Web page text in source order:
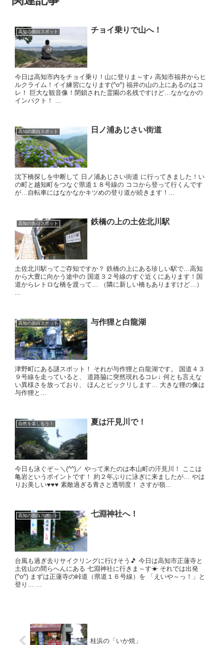
高知の面白スポット チョイ乗りで山へ！
今日は高知市内をチョイ乗り！山に登りま～す♪ 高知市福井からヒ
ルクライム！イイ練習になります(^o^) 福井の山の上にあるのはコ
レ！ 巨大な観音像！閉鎖された霊園の名残ですけど…なかなかの
インパクト！ ...
高知の面白スポット 日ノ浦あじさい街道
沈下橋探しを中断して 日ノ浦あじさい街道 に行ってきました！​ い
の町と越知町をつなぐ県道１８号線の ココから登って行くんです
が…​ 自転車にはなかなかキツめの登り道が続きます！​ ...
高知の面白スポット 鉄橋の上の土佐北川駅
土佐北川駅ってご存知ですか？ 鉄橋の上にある珍しい駅で… ​ 高知
から大豊に向かう途中の 国道３２号線のすぐ近くにあります！ ​ 国
道からレトロな橋を渡って… （隣に新しい橋もありますけど…）
...
高知の面白スポット 与作狸と白龍湖
津野町にある謎スポット！ それが与作狸と白龍湖です。 国道４３
９号線を走っていると、 道路脇に突然現れるコレ↓ 何とも言えな
い異様さを放っており、 ほんとビックリします… 大きな狸の像は
与作狸と...
自然を楽しもう！ 夏は汗見川で！
今日も泳ぐぞ～＼(^^)／ やって来たのは本山町の汗見川！ ここは
亀岩というポイントです！ 約２年ぶりに泳ぎに来ましたが… やは
りお美しい♥️♥️♥️ 素敵過ぎる青さと透明度！ さすが嶺...
高知の面白スポット 七淵神社へ！
台風も過ぎ去りサイクリングに行けそう🎵 今日は高知市正蓮寺と
土佐山の間らへんにある 七淵神社に行きま～す☀ それでは出発
(^o^) まずは正蓮寺の峠道（県道１６号線）を 「えいや～っ！」と
登り… ...
桂浜の「いか焼」